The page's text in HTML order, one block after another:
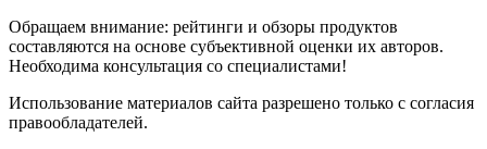
Обращаем внимание: рейтинги и обзоры продуктов
составляются на основе субъективной оценки их авторов.
Необходима консультация со специалистами!
Использование материалов сайта разрешено только с согласия
правообладателей.